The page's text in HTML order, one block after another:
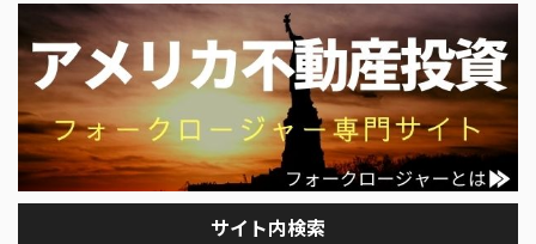
サイト内検索